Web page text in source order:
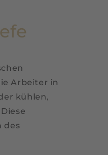
Arbeiter in
kühlen,
des